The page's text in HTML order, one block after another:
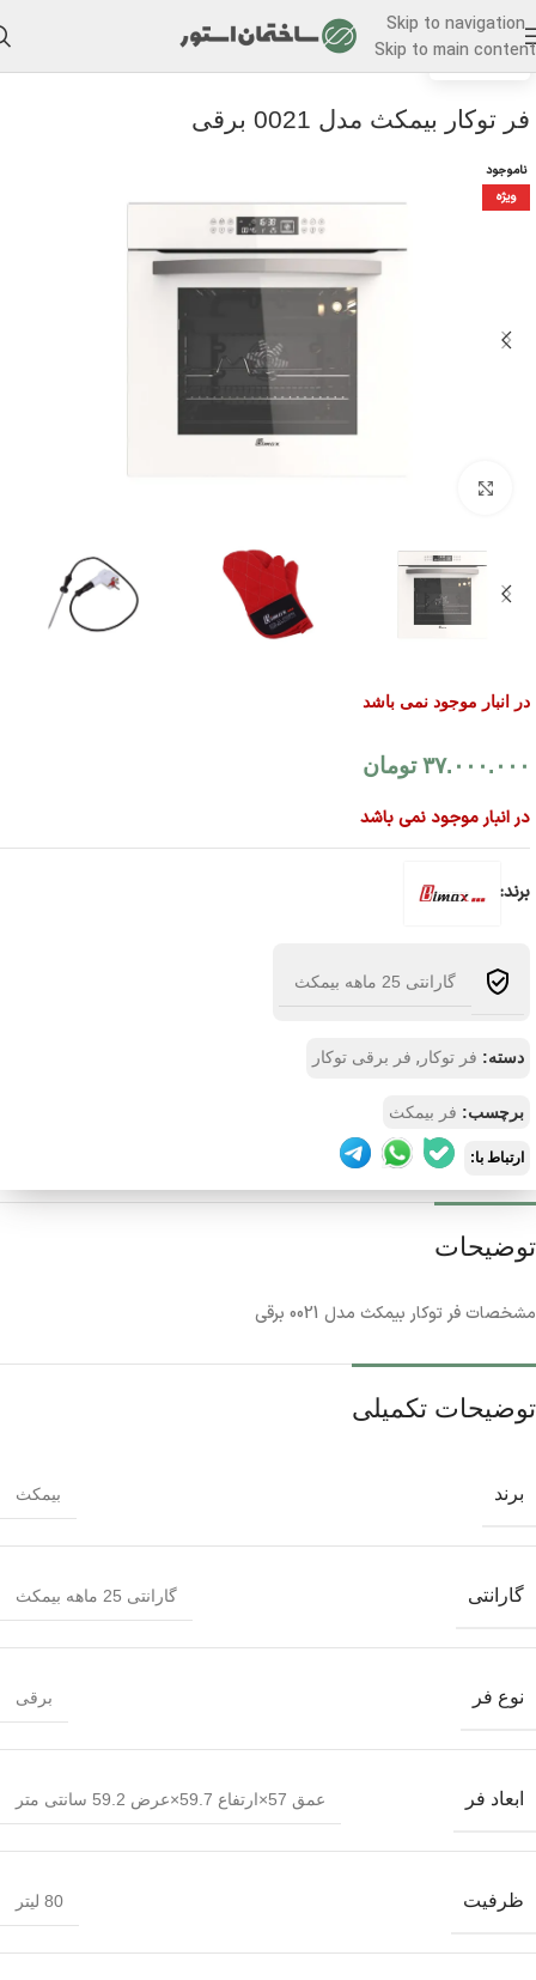
Skip to navigation
Skip to main content
خانه/فر توکار
فر توکار بیمکث مدل 0021 برقی
ناموجود
ویژه
در انبار موجود نمی باشد
۳۷.۰۰۰.۰۰۰ تومان
در انبار موجود نمی باشد
برند:
گارانتی 25 ماهه بیمکث
دسته: فر توکار , فر برقی توکار
برچسب: فر بیمکث
ارتباط با:
توضیحات
مشخصات فر توکار بیمکث مدل 0021 برقی
توضیحات تکمیلی
برند بیمکث
گارانتی گارانتی 25 ماهه بیمکث
نوع فر برقی
ابعاد فر عمق 57×ارتفاع 59.7×عرض 59.2 سانتی متر
ظرفیت 80 لیتر